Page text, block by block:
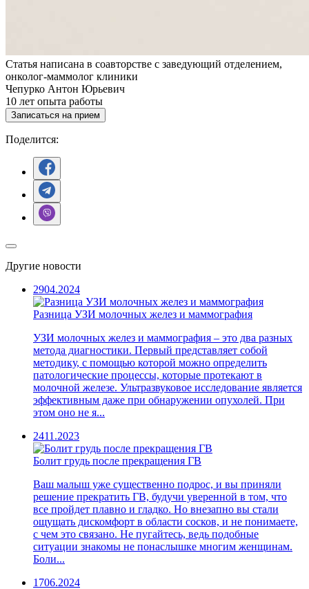
Статья написана в соавторстве с заведующий отделением,
онколог-маммолог клиники
Чепурко Антон Юрьевич
10 лет опыта работы
Записаться на прием
Поделится:
Другие новости
2904.2024
Разница УЗИ молочных желез и маммография
УЗИ молочных желез и маммография – это два разных
метода диагностики. Первый представляет собой
методику, с помощью которой можно определить
патологические процессы, которые протекают в
молочной железе. Ультразвуковое исследование является
эффективным даже при обнаружении опухолей. При
этом оно не я...
2411.2023
Болит грудь после прекращения ГВ
Ваш малыш уже существенно подрос, и вы приняли
решение прекратить ГВ, будучи уверенной в том, что
все пройдет плавно и гладко. Но внезапно вы стали
ощущать дискомфорт в области сосков, и не понимаете,
с чем это связано. Не пугайтесь, ведь подобные
ситуации знакомы не понаслышке многим женщинам.
Боли...
1706.2024